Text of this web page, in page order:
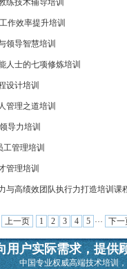
练技术辅导培训
作效率提升培训
领导智慧培训
人士的七项修炼培训
设计培训
管理之道培训
导力培训
工管理培训
管理培训
与高绩效团队执行力打造培训课
上一页 1 2 3 4 5 ··· 下一
用户实际需求，提供
中国专业权威高端技术培训